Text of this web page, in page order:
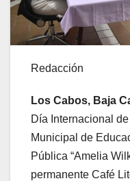
Redacción
Los Cabos, Baja
Día Internacional
Municipal de
Pública “Amelia
permanente Café